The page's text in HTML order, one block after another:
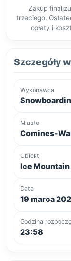
Zakup
trzeciego.
opłaty i
Szczegóły
Wykonawca
Miasto
Comines-
Obiekt
Ice
Data
19 marca
Godzina
23:58